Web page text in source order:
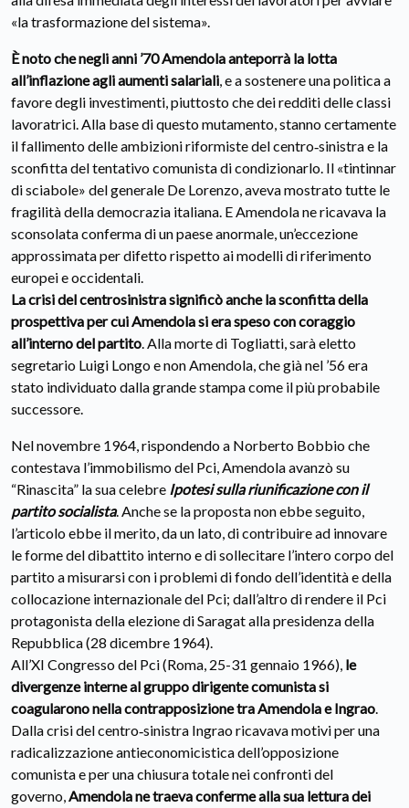
«la trasformazione del sistema».
È noto che negli anni ’70 Amendola anteporrà la lotta
all’inflazione agli aumenti salariali, e a sostenere una politica a
favore degli investimenti, piuttosto che dei redditi delle classi
lavoratrici. Alla base di questo mutamento, stanno certamente
il fallimento delle ambizioni riformiste del centro‑sinistra e la
sconfitta del tentativo comunista di condizionarlo. Il «tintinnar
di sciabole» del generale De Lorenzo, aveva mostrato tutte le
fragilità della democrazia italiana. E Amendola ne ricavava la
sconsolata conferma di un paese anormale, un’eccezione
approssimata per difetto rispetto ai modelli di riferimento
europei e occidentali.
La crisi del centrosinistra significò anche la sconfitta della
prospettiva per cui Amendola si era speso con coraggio
all’interno del partito. Alla morte di Togliatti, sarà eletto
segretario Luigi Longo e non Amendola, che già nel ’56 era
stato individuato dalla grande stampa come il più probabile
successore.
Nel novembre 1964, rispondendo a Norberto Bobbio che
contestava l’immobilismo del Pci, Amendola avanzò su
“Rinascita” la sua celebre Ipotesi sulla riunificazione con il
partito socialista. Anche se la proposta non ebbe seguito,
l’articolo ebbe il merito, da un lato, di contribuire ad innovare
le forme del dibattito interno e di sollecitare l’intero corpo del
partito a misurarsi con i problemi di fondo dell’identità e della
collocazione internazionale del Pci; dall’altro di rendere il Pci
protagonista della elezione di Saragat alla presidenza della
Repubblica (28 dicembre 1964).
All’XI Congresso del Pci (Roma, 25-31 gennaio 1966), le
divergenze interne al gruppo dirigente comunista si
coagularono nella contrapposizione tra Amendola e Ingrao.
Dalla crisi del centro‑sinistra Ingrao ricavava motivi per una
radicalizzazione antieconomicistica dell’opposizione
comunista e per una chiusura totale nei confronti del
governo,Amendola ne traeva conferme alla sua lettura dei